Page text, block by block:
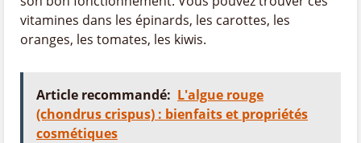
vitamines dans les épinards, les carottes, les
oranges, les tomates, les kiwis.
Article recommandé: L'algue rouge
(chondrus crispus) : bienfaits et propriétés
cosmétiques